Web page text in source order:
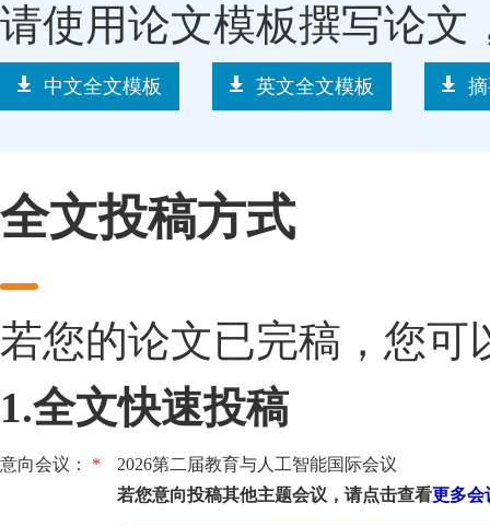
请使用论文模板撰写论文
中文全文模板 英文全文模板
全文投稿方式
若您的论文已完稿，您可
1.全文快速投稿
意向会议： *
2026第二届教育与人工智能国际会议
若您意向投稿其他主题会议，请点击查看更多会